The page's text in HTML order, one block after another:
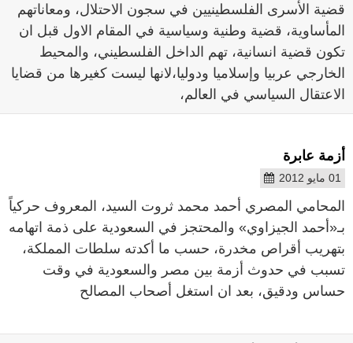
قضية الأسرى الفلسطينيين في سجون الاحتلال، ومعاناتهم
المأساوية، قضية وطنية وسياسية في المقام الاول قبل ان
تكون قضية انسانية، تهم الداخل الفلسطيني، والمحيط
الخارجي عربيا وإسلاميا ودوليا،لانها ليست كغيرها من قضايا
الاعتقال السياسي في العالم،
أزمة عابرة
01 مايو 2012
المحامي المصري أحمد محمد ثروت السيد، المعروف حركياً
بـ«أحمد الجيزاوي» والمحتجز في السعودية على ذمة اتهامه
بتهريب أقراص مخدرة، حسب ما أكدته سلطات المملكة،
تسبب في حدوث أزمة بين مصر والسعودية في وقت
حساس ودقيق، بعد ان استغل أصحاب المصالح